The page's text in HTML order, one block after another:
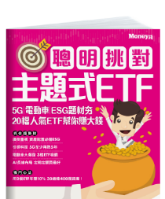
馬斯克親身示範如何消除官僚
文化、打破組織邊界， 讓團隊
聚焦於解決問題，而非維護體
制。 當所有人都想離開時，領
導者是否願意站在第一線，決
定了團隊的高度。 ● 複利思
維：與其猶豫不決，不如保持
前進 對馬斯克而言，財富只是
資源配置的資料庫， 與其在面
對未知決策時沒完沒了地猶豫
不決， 不如直接挑一條路，保